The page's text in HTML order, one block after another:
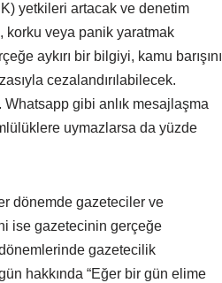
yetkileri artacak ve denetim
korku veya panik yaratmak
aykırı bir bilgiyi, kamu barışını
cezalandırılabilecek.
gibi anlık mesajlaşma
uymazlarsa da yüzde
dönemde gazeteciler ve
ise gazetecinin gerçeğe
gazetecilik
hakkında “Eğer bir gün elime